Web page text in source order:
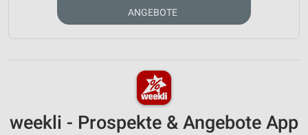
ANGEBOTE
weekli - Prospekte & Angebote App